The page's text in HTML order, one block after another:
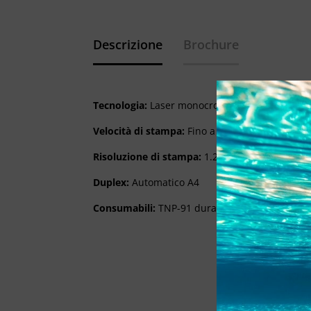
Descrizione Brochure
Tecnologia: Laser monocromatica
Velocità di stampa: Fino a 47 PPM
Risoluzione di stampa: 1.200 x 1.200 dpi
Duplex:Automatico A4
Consumabili: TNP-91 durata fino a 20.000